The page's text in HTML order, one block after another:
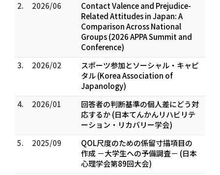
2.
2026/06
Contact Valence and Prejudice-
Related Attitudes in Japan: A
Comparison Across National
Groups (2026 APPA Summit and
Conference)
3.
2026/02
スポーツ参加とソーシャル・キャピ
タル (Korea Association of
Japanology)
4.
2026/01
回答者の判断基準の個人差にどう対
応するか (日本てんかんリハビリテ
ーション・リカバリー学会)
5.
2025/09
QOL尺度のための係留寸描項目の
作成 －大学生への予備調査－ (日本
心理学会第89回大会)